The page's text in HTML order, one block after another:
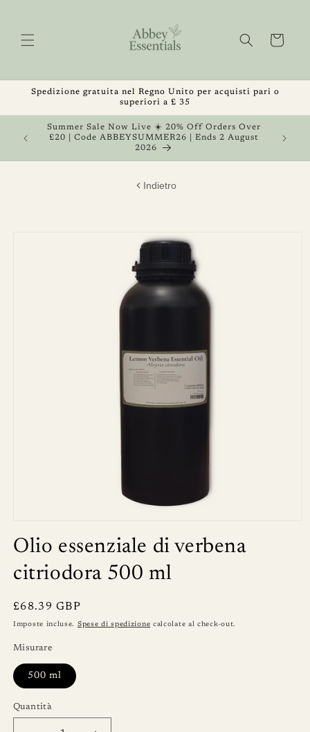
Carrello
Spedizione gratuita nel Regno Unito per acquisti pari o
superiori a £ 35
Summer Sale Now Live ☀️ 20% Off Orders Over
£20 | Code ABBEYSUMMER26 | Ends 2 August
2026
Indietro
Olio essenziale di verbena
citriodora 500 ml
Prezzo
di
£68.39 GBP
Imposte incluse. Spese di spedizione calcolate al check-out.
Misurare
500 ml
Quantità
Quantità